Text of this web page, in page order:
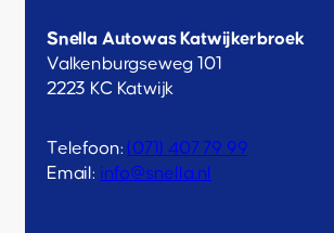
Snella Autowas Katwijkerbroek
Valkenburgseweg 101
2223 KC Katwijk
Telefoon:(071) 407 79 99
Email: info@snella.nl